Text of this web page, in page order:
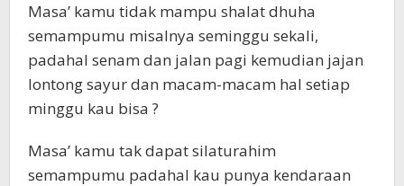
Masa’ kamu tidak mampu shalat dhuha
semampumu misalnya seminggu sekali,
padahal senam dan jalan pagi kemudian jajan
lontong sayur dan macam-macam hal setiap
minggu kau bisa ?
Masa’ kamu tak dapat silaturahim
semampumu padahal kau punya kendaraan